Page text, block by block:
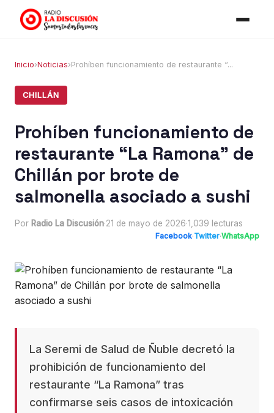
Inicio›Noticias›Prohíben funcionamiento de restaurante “...
CHILLÁN
Prohíben funcionamiento de
restaurante “La Ramona” de
Chillán por brote de
salmonella asociado a sushi
Por Radio La Discusión·21 de mayo de 2026·1,039 lecturas
Facebook·Twitter·WhatsApp
La Seremi de Salud de Ñuble decretó la
prohibición de funcionamiento del
restaurante “La Ramona” tras
confirmarse seis casos de intoxicación